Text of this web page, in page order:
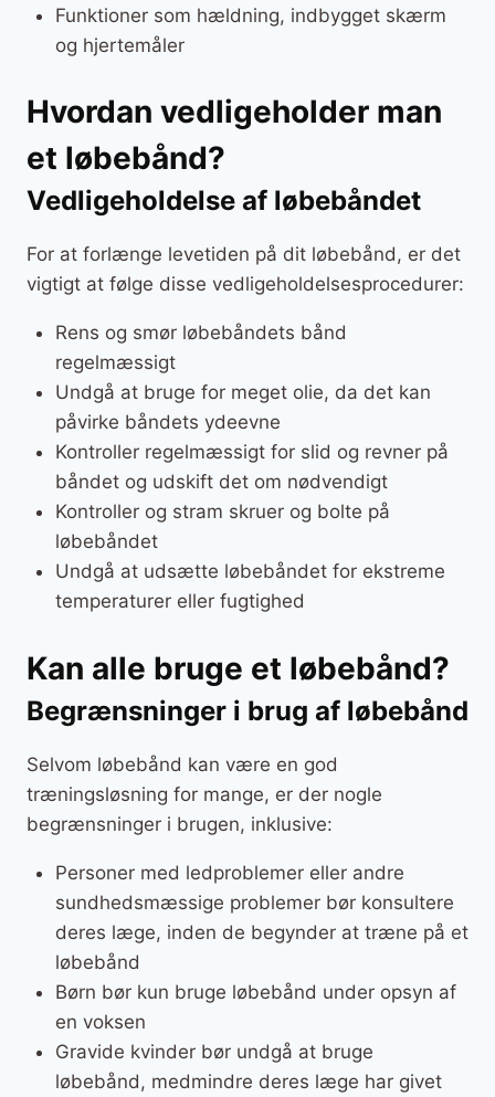
Funktioner som hældning, indbygget skærm
og hjertemåler
Hvordan vedligeholder man
et løbebånd?
Vedligeholdelse af løbebåndet
For at forlænge levetiden på dit løbebånd, er det
vigtigt at følge disse vedligeholdelsesprocedurer:
Rens og smør løbebåndets bånd
regelmæssigt
Undgå at bruge for meget olie, da det kan
påvirke båndets ydeevne
Kontroller regelmæssigt for slid og revner på
båndet og udskift det om nødvendigt
Kontroller og stram skruer og bolte på
løbebåndet
Undgå at udsætte løbebåndet for ekstreme
temperaturer eller fugtighed
Kan alle bruge et løbebånd?
Begrænsninger i brug af løbebånd
Selvom løbebånd kan være en god
træningsløsning for mange, er der nogle
begrænsninger i brugen, inklusive:
Personer med ledproblemer eller andre
sundhedsmæssige problemer bør konsultere
deres læge, inden de begynder at træne på et
løbebånd
Børn bør kun bruge løbebånd under opsyn af
en voksen
Gravide kvinder bør undgå at bruge
løbebånd, medmindre deres læge har givet